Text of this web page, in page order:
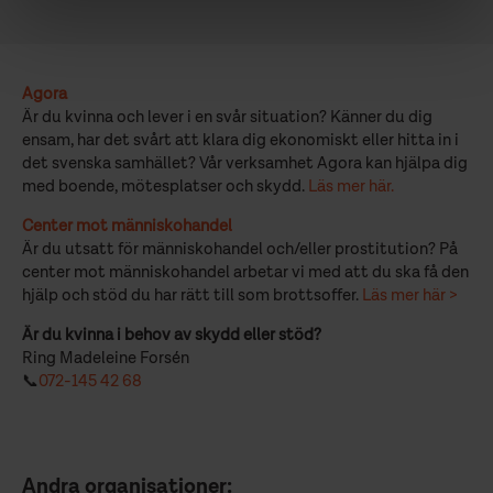
Agora
Är du kvinna och lever i en svår situation? Känner du dig
ensam, har det svårt att klara dig ekonomiskt eller hitta in i
det svenska samhället? Vår verksamhet Agora kan hjälpa dig
med boende, mötesplatser och skydd.
Läs mer här.
Center mot människohandel
Är du utsatt för människohandel och/eller prostitution? På
center mot människohandel arbetar vi med att du ska få den
hjälp och stöd du har rätt till som brottsoffer.
Läs mer här >
Är du kvinna i behov av skydd eller stöd?
Ring Madeleine Forsén
📞 072-145 42 68
Andra organisationer: